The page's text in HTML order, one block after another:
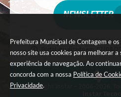
Prefeitura Municipal de Contagem e os
nosso site usa cookies para melhorar a
experiência de navegação. Ao
concorda com a nossa Política de
Privacidade.
Versão do Sistema:
Portal atualizado em:
07/08/
NEWSLETTER
© Copyright Instar - 2006-2026.